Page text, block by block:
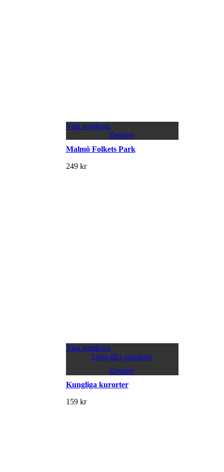
Visa varukorg
Detaljer
Malmö Folkets Park
249 kr
Visa varukorg
Lägg till i varukorg
Detaljer
Kungliga kurorter
159 kr